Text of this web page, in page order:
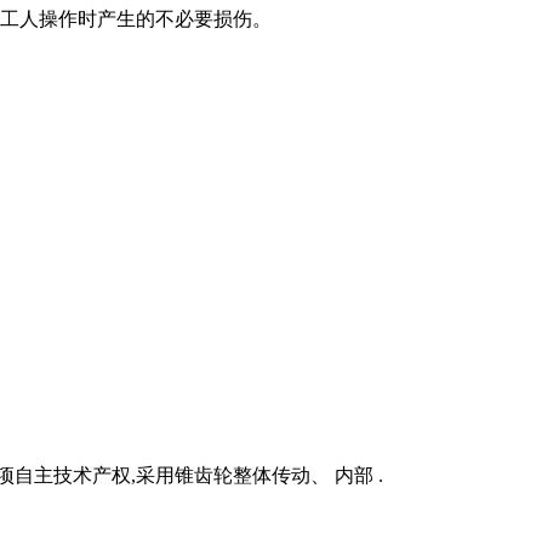
人操作时产生的不必要损伤。
自主技术产权,采用锥齿轮整体传动、 内部 .